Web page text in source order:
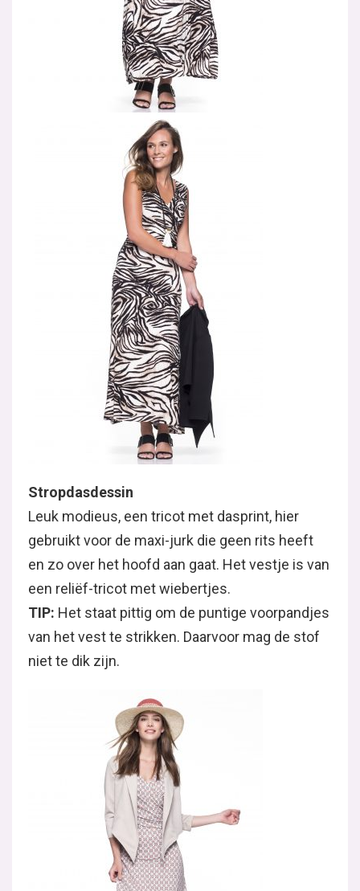
Stropdasdessin
Leuk modieus, een tricot met dasprint, hier
gebruikt voor de maxi-jurk die geen rits heeft
en zo over het hoofd aan gaat. Het vestje is van
een reliëf-tricot met wiebertjes.
TIP: Het staat pittig om de puntige voorpandjes
van het vest te strikken. Daarvoor mag de stof
niet te dik zijn.